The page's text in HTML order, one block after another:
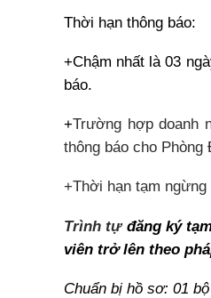
Thời hạn thông báo:
+Chậm nhất là 03
báo.
+Trường hợpdoanh
thông báo cho
+Thời hạn tạm
Trình tự đăng ký
viên trở lên theo
Chuẩn bị hồ sơ: 01